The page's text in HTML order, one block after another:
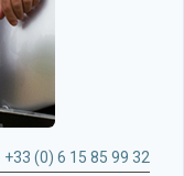
+33 (0) 6 15 85 99 32